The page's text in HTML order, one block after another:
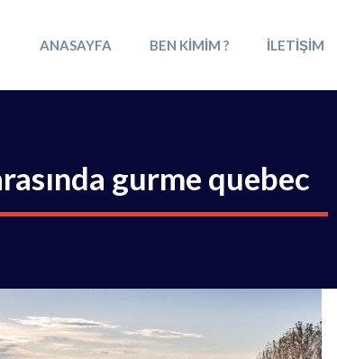
ANASAYFA BEN KIMIM ? İLETIŞIM
gurme quebec